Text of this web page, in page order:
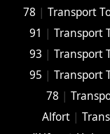
78 |Transport
91 | Transport
93 | Transport
95 | Transport
78 |
Alfort |